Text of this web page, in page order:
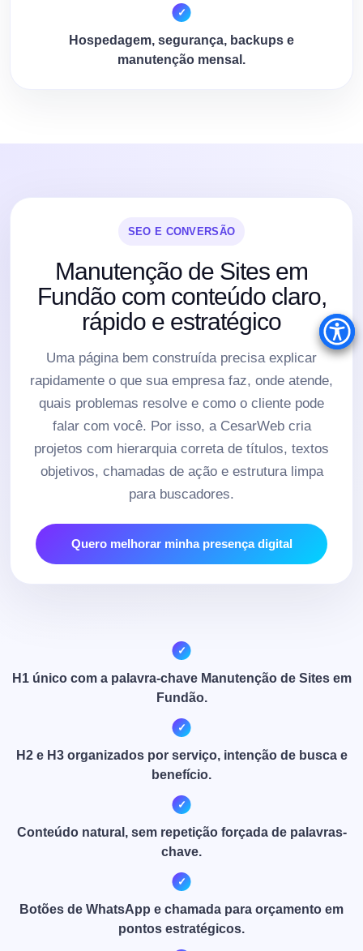
Hospedagem, segurança, backups e
manutenção mensal.
SEO E CONVERSÃO
Manutenção de Sites em
Fundão com conteúdo claro,
rápido e estratégico
Uma página bem construída precisa explicar
rapidamente o que sua empresa faz, onde atende,
quais problemas resolve e como o cliente pode
falar com você. Por isso, a CesarWeb cria
projetos com hierarquia correta de títulos, textos
objetivos, chamadas de ação e estrutura limpa
para buscadores.
Quero melhorar minha presença digital
H1 único com a palavra-chave Manutenção de Sites em
Fundão.
H2 e H3 organizados por serviço, intenção de busca e
benefício.
Conteúdo natural, sem repetição forçada de palavras-
chave.
Botões de WhatsApp e chamada para orçamento em
pontos estratégicos.